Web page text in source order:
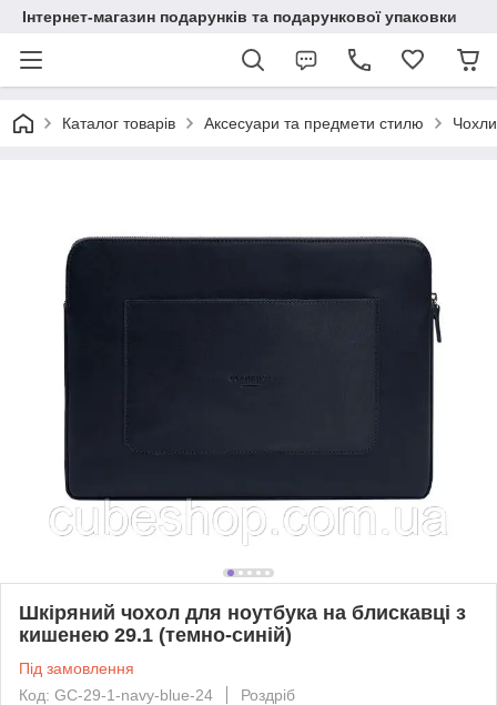
Інтернет-магазин подарунків та подарункової упаковки
Каталог товарів Аксесуари та предмети стилю
Шкіряний чохол для ноутбука на блискавці з
кишенею 29.1 (темно-синій)
Під замовлення
Код: GC-29-1-navy-blue-24
Роздріб